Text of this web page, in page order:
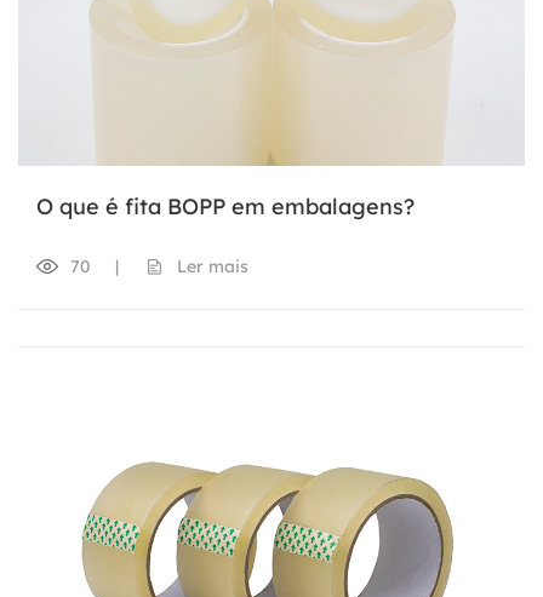
O que é fita BOPP em embalagens?
70 | Ler mais